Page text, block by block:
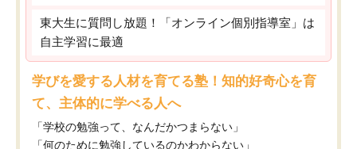
東大生に質問し放題！「オンライン個別指導室」は
自主学習に最適
学びを愛する人材を育てる塾！知的好奇心を育
て、主体的に学べる人へ
「学校の勉強って、なんだかつまらない」
「何のために勉強しているのかわからない」